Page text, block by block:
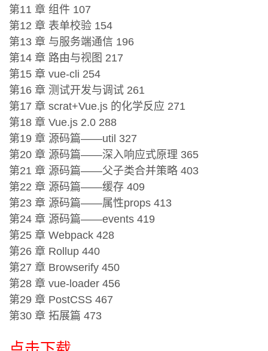
第11 章 组件 107
第12 章 表单校验 154
第13 章 与服务端通信 196
第14 章 路由与视图 217
第15 章 vue-cli 254
第16 章 测试开发与调试 261
第17 章 scrat+Vue.js 的化学反应 271
第18 章 Vue.js 2.0 288
第19 章 源码篇——util 327
第20 章 源码篇——深入响应式原理 365
第21 章 源码篇——父子类合并策略 403
第22 章 源码篇——缓存 409
第23 章 源码篇——属性props 413
第24 章 源码篇——events 419
第25 章 Webpack 428
第26 章 Rollup 440
第27 章 Browserify 450
第28 章 vue-loader 456
第29 章 PostCSS 467
第30 章 拓展篇 473